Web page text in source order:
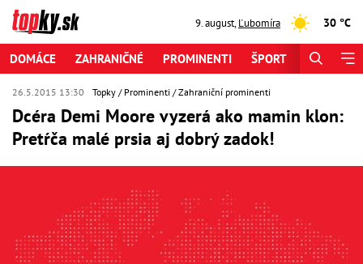
9. august,Ľubomíra 30 °C
DOMÁCE ZAHRANIČNÉ PROMINENTI ŠPORT
26.5.2015 13:30 Topky Prominenti Zahraniční prominenti
Dcéra Demi Moore vyzerá ako mamin klon:
Pretŕča malé prsia aj dobrý zadok!